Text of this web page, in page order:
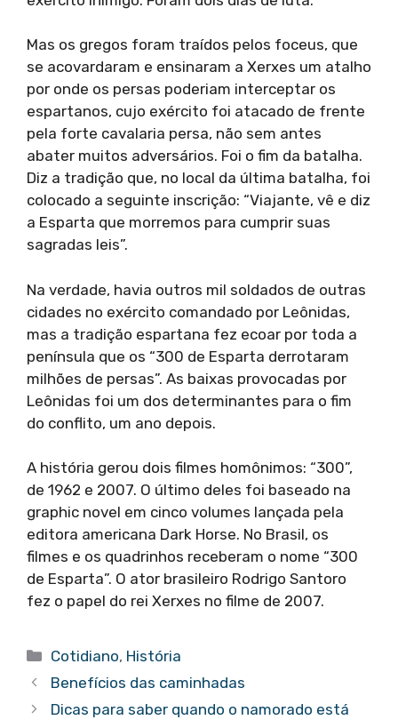
Mas os gregos foram traídos pelos foceus, que
se acovardaram e ensinaram a Xerxes um atalho
por onde os persas poderiam interceptar os
espartanos, cujo exército foi atacado de frente
pela forte cavalaria persa, não sem antes
abater muitos adversários. Foi o fim da batalha.
Diz a tradição que, no local da última batalha, foi
colocado a seguinte inscrição: “Viajante, vê e diz
a Esparta que morremos para cumprir suas
sagradas leis”.
Na verdade, havia outros mil soldados de outras
cidades no exército comandado por Leônidas,
mas a tradição espartana fez ecoar por toda a
península que os “300 de Esparta derrotaram
milhões de persas”. As baixas provocadas por
Leônidas foi um dos determinantes para o fim
do conflito, um ano depois.
A história gerou dois filmes homônimos: “300”,
de 1962 e 2007. O último deles foi baseado na
graphic novel em cinco volumes lançada pela
editora americana Dark Horse. No Brasil, os
filmes e os quadrinhos receberam o nome “300
de Esparta”. O ator brasileiro Rodrigo Santoro
fez o papel do rei Xerxes no filme de 2007.
Categorias
Cotidiano, História
Benefícios das caminhadas
Dicas para saber quando o namorado está